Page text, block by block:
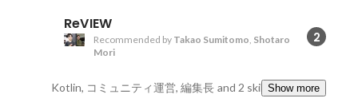
ReVIEW
2
Recommended by Takao Sumitomo, Shotaro
Mori
Kotlin, コミュニティ運営, 編集長 and 2 skillsShow more